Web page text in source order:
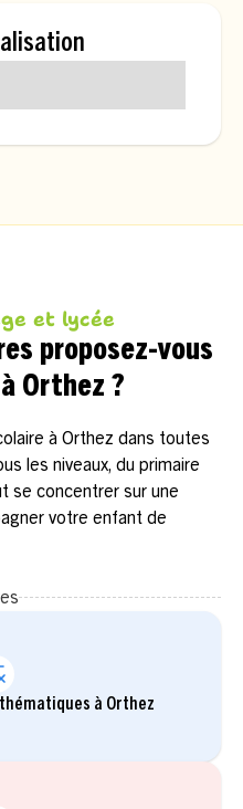
et lycée
proposez-vous
Orthez ?
à Orthez dans toutes
les niveaux, du primaire
se concentrer sur une
votre enfant de
à Orthez